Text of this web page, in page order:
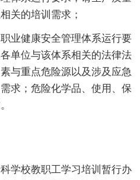
关的培训需求；
业健康安全管理体系运行要
单位与该体系相关的法律法
与重点危险源以及涉及应急
求；危险化学品、使用、保
学校教职工学习培训暂行办